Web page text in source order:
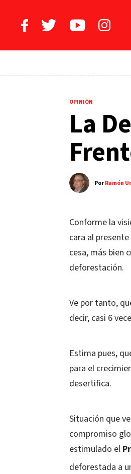
OPINIÓN
La
PorRamón
Conforme la
cara al
cesa, más bien
deforestación.
Ve por tanto,
decir, casi 6
Estima pues,
para el
desertifica.
Situación que
compromiso
estimulado el
deforestada a